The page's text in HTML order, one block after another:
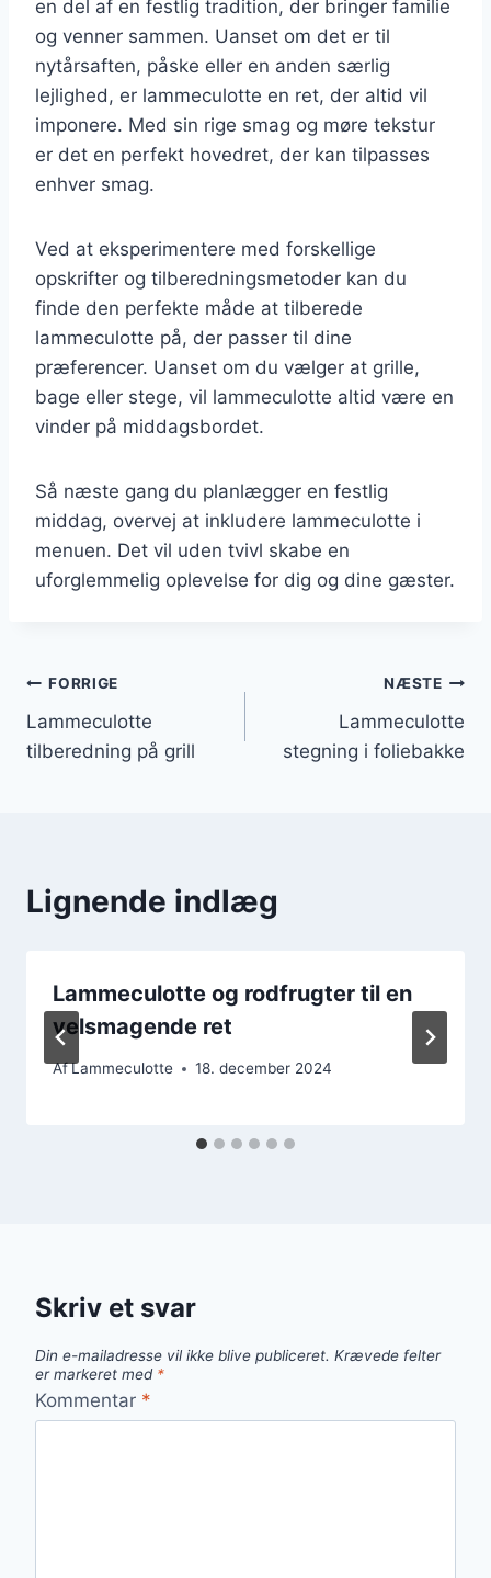
en del af en festlig tradition, der bringer familie
og venner sammen. Uanset om det er til
nytårsaften, påske eller en anden særlig
lejlighed, er lammeculotte en ret, der altid vil
imponere. Med sin rige smag og møre tekstur
er det en perfekt hovedret, der kan tilpasses
enhver smag.
Ved at eksperimentere med forskellige
opskrifter og tilberedningsmetoder kan du
finde den perfekte måde at tilberede
lammeculotte på, der passer til dine
præferencer. Uanset om du vælger at grille,
bage eller stege, vil lammeculotte altid være en
vinder på middagsbordet.
Så næste gang du planlægger en festlig
middag, overvej at inkludere lammeculotte i
menuen. Det vil uden tvivl skabe en
uforglemmelig oplevelse for dig og dine gæster.
Indlægsnavigation
FORRIGE
Lammeculotte
tilberedning på grill
NÆSTE
Lammeculotte
stegning i foliebakke
Lignende indlæg
Lammeculotte og rodfrugter til en
velsmagende ret
AfLammeculotte 18. december 2024
Skriv et svar
Din e-mailadresse vil ikke blive publiceret. Krævede felter
er markeret med *
Kommentar *